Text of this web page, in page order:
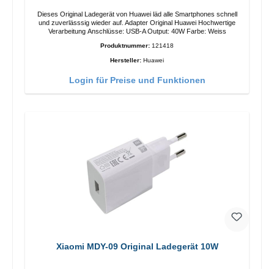
Dieses Original Ladegerät von Huawei läd alle Smartphones schnell
und zuverlässsig wieder auf. Adapter Original Huawei Hochwertige
Verarbeitung Anschlüsse: USB-A Output: 40W Farbe: Weiss
Produktnummer: 121418
Hersteller: Huawei
Login für Preise und Funktionen
Xiaomi MDY-09 Original Ladegerät 10W